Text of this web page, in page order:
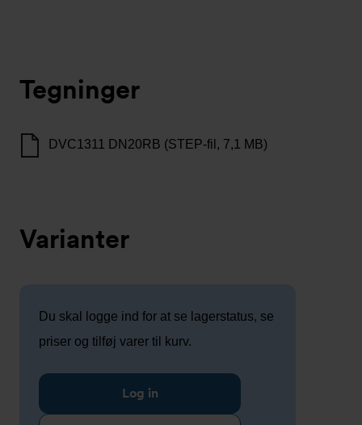
Tegninger
DVC1311 DN20RB (STEP-fil, 7,1 MB)
Varianter
Du skal logge ind for at se lagerstatus, se
priser og tilføj varer til kurv.
Log in